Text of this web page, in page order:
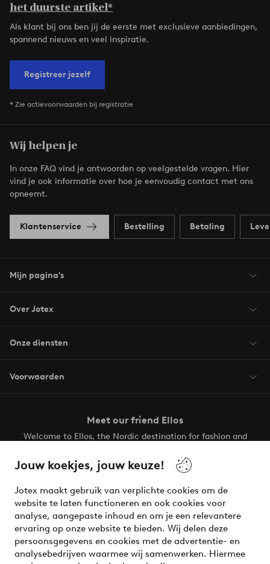
Jouw koekjes, jouw keuze!
Jotex maakt gebruik van verplichte cookies om de
website te laten functioneren en ook cookies voor
analyse, aangepaste inhoud en om je een relevantere
ervaring op onze website te bieden. Wij delen deze
persoonsgegevens en cookies met de advertentie- en
analysebedrijven waarmee wij samenwerken. Hiermee
het duurste artikel*
Als klant bij ons ben jij de eerste met exclusieve aanbiedingen,
spannend nieuws en veel inspiratie.
Registreer jezelf
* Zie actievoorwaarden bij registratie
Wij helpen je
In onze FAQ vind je antwoorden op veelgestelde vragen. Hier
vind je ook informatie over hoe je eenvoudig contact met ons
opneemt.
Klantenservice Bestelling Betaling
Mijn pagina's
Over Jotex
Onze diensten
Voorwaarden
Meet our friend Ellos
Welcome to Ellos, the Nordic destination for fashion and
your wardrobe. Your next inspiring look is here!
Veilig betalen - Nu betalen of opsplitsen